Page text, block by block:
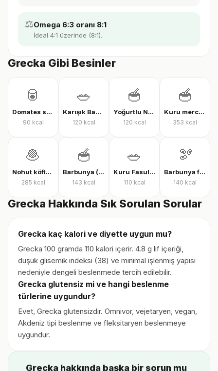
⚖️Omega 6:3 oranı 8:1
İdeal 4:1 üzerinde (8:1).
Grecka Gibi Besinler
🥫
Domates soslu kuru fasulye
90 kcal
🥗
Karışık Baklagil Salatası
120 kcal
🥣
Yoğurtlu Nohut
120 kcal
🥣
Kuru mercimek
353 kcal
🧆
Nohut köftesi
285 kcal
🥣
Barbunya (pişmiş)
143 kcal
🥗
Kuru Fasulye Salatası
110 kcal
🫘
Barbunya fasulye
140 kcal
Grecka Hakkında Sık Sorulan Sorular
Grecka kaç kalori ve diyette uygun mu?
Grecka 100 gramda 110 kalori içerir. 4.8 g lif içeriği,
düşük glisemik indeksi (38) ve minimal işlenmiş yapısı
nedeniyle dengeli beslenmede tercih edilebilir.
Grecka glutensiz mi ve hangi beslenme
türlerine uygundur?
Evet, Grecka glutensizdir. Omnivor, vejetaryen, vegan,
Akdeniz tipi beslenme ve fleksitaryen beslenmeye
uygundur.
Grecka hakkında başka bir sorun mu